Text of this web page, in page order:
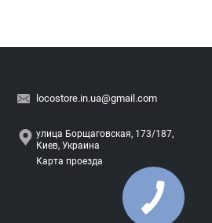
locostore.in.ua@gmail.com
улица Борщаговская, 173/187,
Киев, Украина
Карта проезда